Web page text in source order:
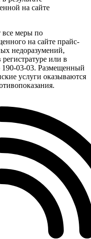
на сайте
меры по
на сайте прайс-
недоразумений,
регистратуре или в
190-03-03. Размещенный
услуги оказываются